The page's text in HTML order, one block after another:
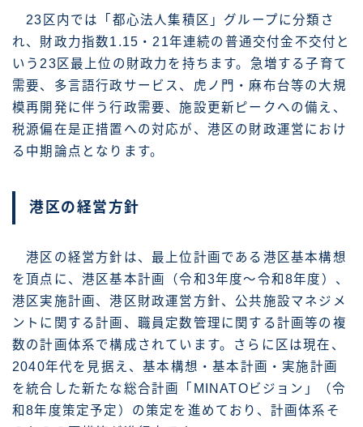
23区内では「都心法人集積区」グループに分類さ
れ、財政力指数1.15・21年連続の普通交付金不交付と
いう23区最上位の財政力を持ちます。急増する子育て
需要、多言語行政サービス、虎ノ門・麻布台等の大規
模再開発に伴う行政需要、施設更新ピークへの備え、
税源偏在是正措置への対応が、港区の財政運営におけ
る中期論点となります。
港区の経営方針
港区の経営方針は、最上位計画である港区基本構想
を頂点に、港区基本計画（令和3年度〜令和8年度）、
港区実施計画、港区財政運営方針、公共施設マネジメ
ントに関する計画、職員定数管理に関する計画等の複
数の計画体系で構成されています。さらに区は現在、
2040年代を見据え、基本構想・基本計画・実施計画
を統合した新たな総合計画「MINATOビジョン」（令
和8年度策定予定）の策定を進めており、計画体系そ